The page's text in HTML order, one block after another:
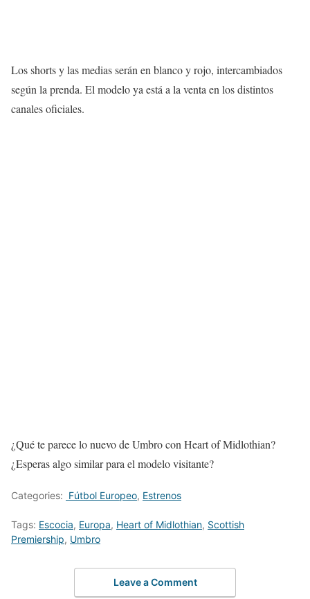
Los shorts y las medias serán en blanco y rojo, intercambiados
según la prenda. El modelo ya está a la venta en los distintos
canales oficiales.
¿Qué te parece lo nuevo de Umbro con Heart of Midlothian?
¿Esperas algo similar para el modelo visitante?
Categories: Fútbol Europeo, Estrenos
Tags: Escocia, Europa, Heart of Midlothian, Scottish
Premiership, Umbro
Leave a Comment